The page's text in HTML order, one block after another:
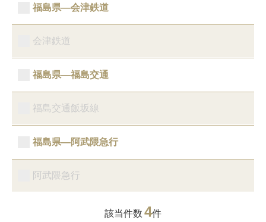
福島県―会津鉄道
会津鉄道
福島県―福島交通
福島交通飯坂線
福島県―阿武隈急行
阿武隈急行
該当件数 4件